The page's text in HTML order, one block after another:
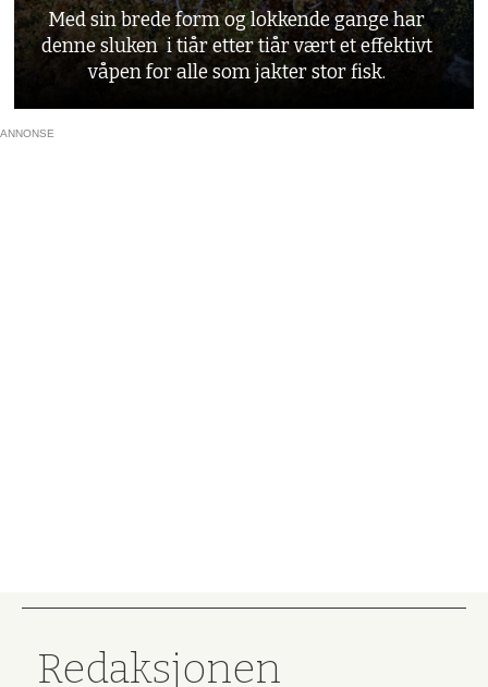
Med sin brede form og lokkende gange har
denne sluken i tiår etter tiår vært et effektivt
våpen for alle som jakter stor fisk.
ANNONSE
Redaksjonen